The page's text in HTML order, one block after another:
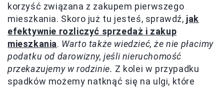
korzyść związana z zakupem pierwszego
mieszkania. Skoro już tu jesteś, sprawdź, jak
efektywnie rozliczyć sprzedaż i zakup
mieszkania. Warto także wiedzieć, że nie płacimy
podatku od darowizny, jeśli nieruchomość
przekazujemy w rodzinie. Z kolei w przypadku
spadków możemy natknąć się na ulgi, które